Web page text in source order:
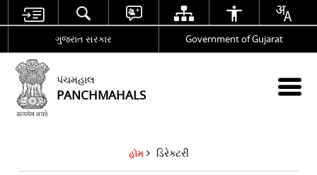
ગુજરાત સરકાર Government of Gujarat
પંચમહાલ
PANCHMAHALS
હોમ ડિરેક્ટરી